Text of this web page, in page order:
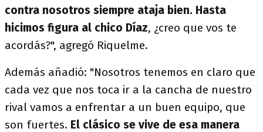
contra nosotros siempre ataja bien. Hasta
hicimos figura al chico Díaz, ¿creo que vos te
acordás?", agregó Riquelme.
Además añadió: "Nosotros tenemos en claro que
cada vez que nos toca ir a la cancha de nuestro
rival vamos a enfrentar a un buen equipo, que
son fuertes. El clásico se vive de esa manera